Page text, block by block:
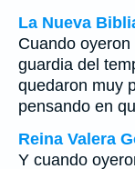
La Nueva
Cuando
guardia del
quedaron muy
pensando en
Reina Valera
Y cuando